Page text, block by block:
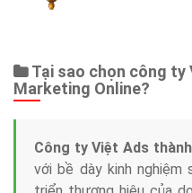
Tại sao chọn công
Marketing Online?
Công ty Việt Ads
với bề dày kinh